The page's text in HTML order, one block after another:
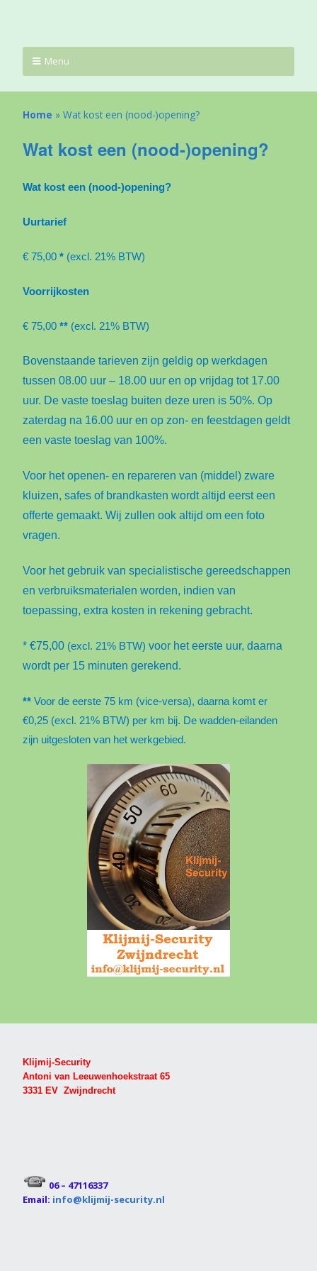
Menu
Home » Wat kost een (nood-)opening?
Wat kost een (nood-)opening?
Wat kost een (nood-)opening?
Uurtarief
€ 75,00 * (excl. 21% BTW)
Voorrijkosten
€ 75,00 ** (excl. 21% BTW)
Bovenstaande tarieven zijn geldig op werkdagen
tussen 08.00 uur – 18.00 uur en op vrijdag tot 17.00
uur. De vaste toeslag buiten deze uren is 50%. Op
zaterdag na 16.00 uur en op zon- en feestdagen geldt
een vaste toeslag van 100%.
Voor het openen- en repareren van (middel) zware
kluizen, safes of brandkasten wordt altijd eerst een
offerte gemaakt. Wij zullen ook altijd om een foto
vragen.
Voor het gebruik van specialistische gereedschappen
en verbruiksmaterialen worden, indien van
toepassing, extra kosten in rekening gebracht.
* €75,00 (excl. 21% BTW) voor het eerste uur, daarna
wordt per 15 minuten gerekend.
** Voor de eerste 75 km (vice-versa), daarna komt er
€0,25 (excl. 21% BTW) per km bij. De wadden-eilanden
zijn uitgesloten van het werkgebied.
Klijmij-Security
Antoni van Leeuwenhoekstraat 65
3331 EV Zwijndrecht
06 – 47116337
Email: info@klijmij-security.nl